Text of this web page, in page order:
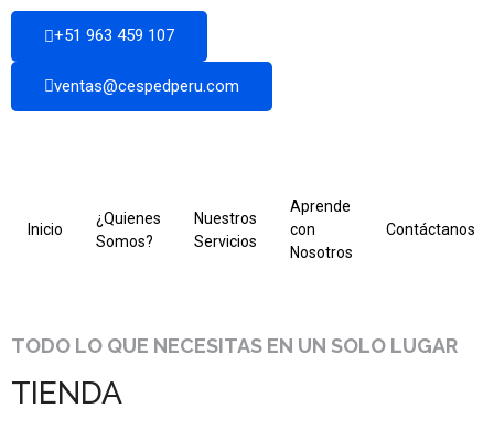
+51 963 459 107
ventas@cespedperu.com
Inicio
¿Quienes
Somos?
Nuestros
Servicios
Aprende
con
Nosotros
Contáctanos
TODO LO QUE NECESITAS EN UN SOLO LUGAR
TIENDA